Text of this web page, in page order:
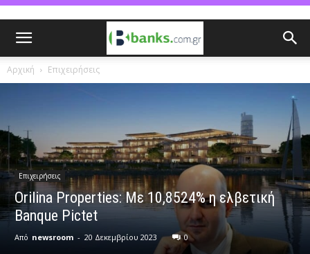
Αρχική Επιχειρήσεις
Επιχειρήσεις
Orilina Properties: Με 10,8524% η ελβετική
Banque Pictet
Από newsroom - 20 Δεκεμβρίου 2023 0